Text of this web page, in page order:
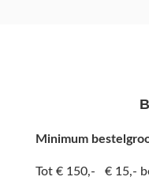
Minimum
Tot € 150,- € 15,-